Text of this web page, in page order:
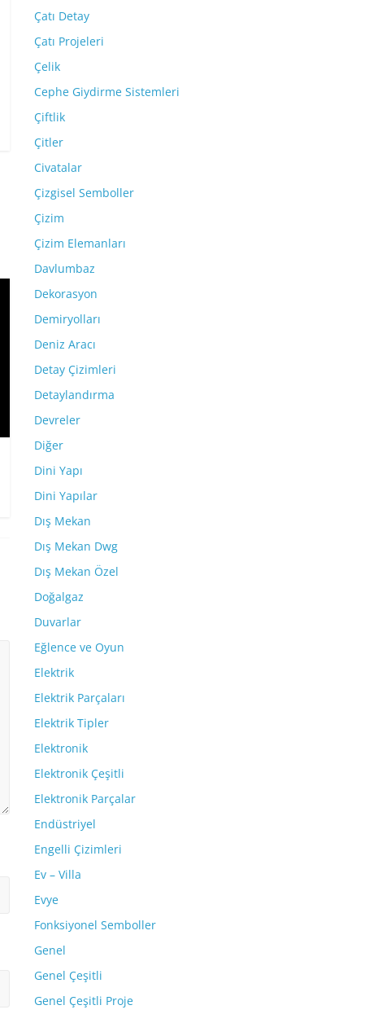
Çatı Detay
Çatı Projeleri
Çelik
Cephe Giydirme Sistemleri
Çiftlik
Çitler
Civatalar
Çizgisel Semboller
Çizim
Çizim Elemanları
Davlumbaz
Dekorasyon
Demiryolları
Deniz Aracı
Detay Çizimleri
Detaylandırma
Devreler
Diğer
Dini Yapı
Dini Yapılar
Dış Mekan
Dış Mekan Dwg
Dış Mekan Özel
Doğalgaz
Duvarlar
Eğlence ve Oyun
Elektrik
Elektrik Parçaları
Elektrik Tipler
Elektronik
Elektronik Çeşitli
Elektronik Parçalar
Endüstriyel
Engelli Çizimleri
Ev – Villa
Evye
Fonksiyonel Semboller
Genel
Genel Çeşitli
Genel Çeşitli Proje